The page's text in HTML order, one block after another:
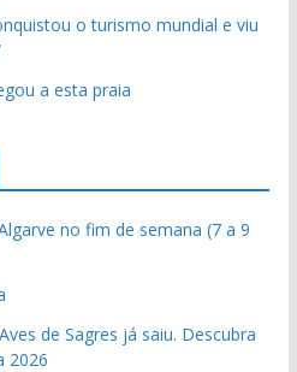
o turismo mundial e viu
a esta praia
no fim de semana (7 a 9
de Sagres já saiu. Descubra
2026